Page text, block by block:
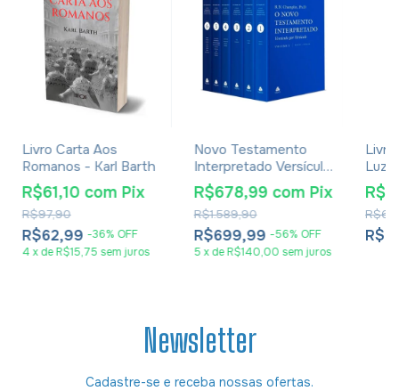
Livro Carta Aos
Romanos - Karl Barth
R$62,99 -36% OFF
R$97,90
R$61,10 com Pix
4 xdeR$15,75 sem juros
Novo Testamento
Interpretado Versículo
Por Versículo Russell
Norman Champlin
R$699,99 -56% OFF
R$1.589,90
R$678,99 com Pix
5 xdeR$140,00 sem juros
Luz
Newsletter
Cadastre-se e receba nossas ofertas.